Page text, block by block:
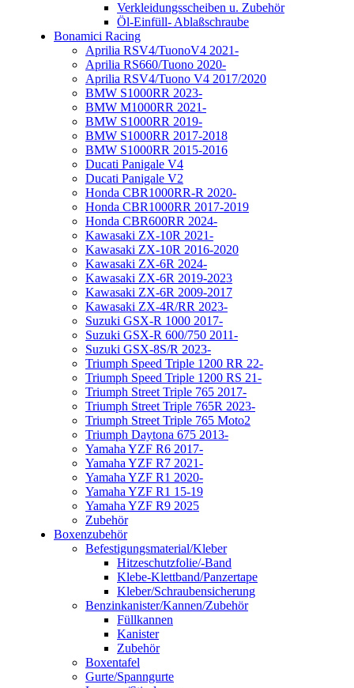
Verkleidungsscheiben u. Zubehör
Öl-Einfüll- Ablaßschraube
Bonamici Racing
Aprilia RSV4/TuonoV4 2021-
Aprilia RS660/Tuono 2020-
Aprilia RSV4/Tuono V4 2017/2020
BMW S1000RR 2023-
BMW M1000RR 2021-
BMW S1000RR 2019-
BMW S1000RR 2017-2018
BMW S1000RR 2015-2016
Ducati Panigale V4
Ducati Panigale V2
Honda CBR1000RR-R 2020-
Honda CBR1000RR 2017-2019
Honda CBR600RR 2024-
Kawasaki ZX-10R 2021-
Kawasaki ZX-10R 2016-2020
Kawasaki ZX-6R 2024-
Kawasaki ZX-6R 2019-2023
Kawasaki ZX-6R 2009-2017
Kawasaki ZX-4R/RR 2023-
Suzuki GSX-R 1000 2017-
Suzuki GSX-R 600/750 2011-
Suzuki GSX-8S/R 2023-
Triumph Speed Triple 1200 RR 22-
Triumph Speed Triple 1200 RS 21-
Triumph Street Triple 765 2017-
Triumph Street Triple 765R 2023-
Triumph Street Triple 765 Moto2
Triumph Daytona 675 2013-
Yamaha YZF R6 2017-
Yamaha YZF R7 2021-
Yamaha YZF R1 2020-
Yamaha YZF R1 15-19
Yamaha YZF R9 2025
Zubehör
Boxenzubehör
Befestigungsmaterial/Kleber
Hitzeschutzfolie/-Band
Klebe-Klettband/Panzertape
Kleber/Schraubensicherung
Benzinkanister/Kannen/Zubehör
Füllkannen
Kanister
Zubehör
Boxentafel
Gurte/Spanngurte